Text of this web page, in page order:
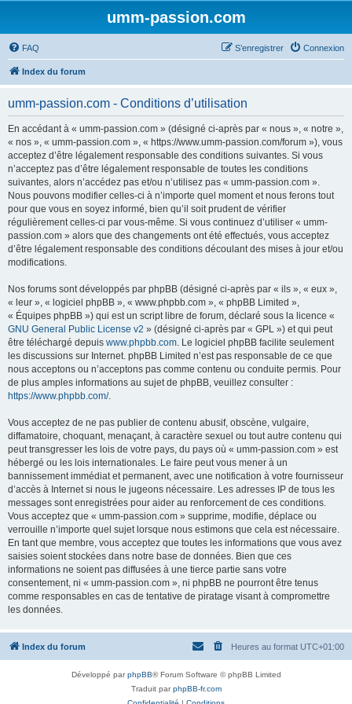
umm-passion.com
FAQ Connexion
S’enregistrer
Index du forum
umm-passion.com - Conditions d’utilisation
En accédant à « umm-passion.com » (désigné ci-après par « nous », « notre »,
« nos », « umm-passion.com », « https://www.umm-passion.com/forum »), vous
acceptez d’être légalement responsable des conditions suivantes. Si vous
n’acceptez pas d’être légalement responsable de toutes les conditions
suivantes, alors n’accédez pas et/ou n’utilisez pas « umm-passion.com ».
Nous pouvons modifier celles-ci à n’importe quel moment et nous ferons tout
pour que vous en soyez informé, bien qu’il soit prudent de vérifier
régulièrement celles-ci par vous-même. Si vous continuez d’utiliser « umm-
passion.com » alors que des changements ont été effectués, vous acceptez
d’être légalement responsable des conditions découlant des mises à jour et/ou
modifications.
Nos forums sont développés par phpBB (désigné ci-après par « ils », « eux »,
« leur », « logiciel phpBB », « www.phpbb.com », « phpBB Limited »,
« Équipes phpBB ») qui est un script libre de forum, déclaré sous la licence «
GNU General Public License v2 » (désigné ci-après par « GPL ») et qui peut
être téléchargé depuis www.phpbb.com. Le logiciel phpBB facilite seulement
les discussions sur Internet. phpBB Limited n’est pas responsable de ce que
nous acceptons ou n’acceptons pas comme contenu ou conduite permis. Pour
de plus amples informations au sujet de phpBB, veuillez consulter :
https://www.phpbb.com/.
Vous acceptez de ne pas publier de contenu abusif, obscène, vulgaire,
diffamatoire, choquant, menaçant, à caractère sexuel ou tout autre contenu qui
peut transgresser les lois de votre pays, du pays où « umm-passion.com » est
hébergé ou les lois internationales. Le faire peut vous mener à un
bannissement immédiat et permanent, avec une notification à votre fournisseur
d’accès à Internet si nous le jugeons nécessaire. Les adresses IP de tous les
messages sont enregistrées pour aider au renforcement de ces conditions.
Vous acceptez que « umm-passion.com » supprime, modifie, déplace ou
verrouille n’importe quel sujet lorsque nous estimons que cela est nécessaire.
En tant que membre, vous acceptez que toutes les informations que vous avez
saisies soient stockées dans notre base de données. Bien que ces
informations ne soient pas diffusées à une tierce partie sans votre
consentement, ni « umm-passion.com », ni phpBB ne pourront être tenus
comme responsables en cas de tentative de piratage visant à compromettre
les données.
Index du forum Heures au format UTC+01:00
Développé parphpBB® Forum Software © phpBB Limited
Traduit parphpBB-fr.com